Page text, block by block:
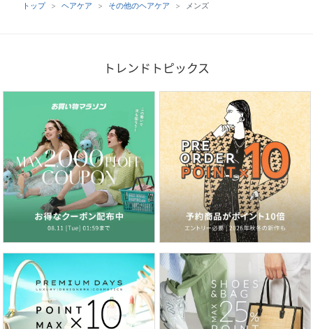
トップ ヘアケア その他のヘアケア メンズ
トレンドトピックス